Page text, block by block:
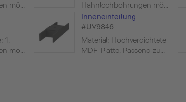
mö...
Hahnlochbohrungen mö...
1,
mö...
Inneneinteilung
#UV9846
Material: Hochverdichtete
MDF-Platte, Passend zu...